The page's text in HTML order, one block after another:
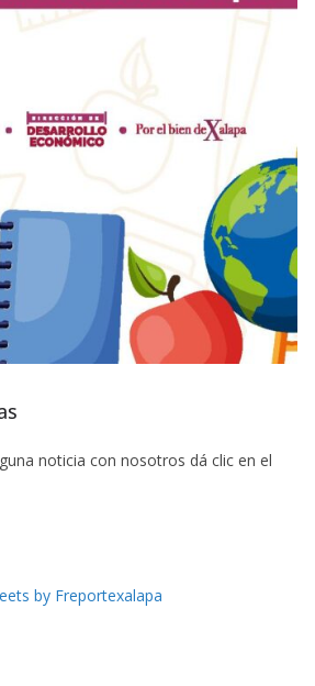
noticia con nosotros dá clic en el
by Freportexalapa